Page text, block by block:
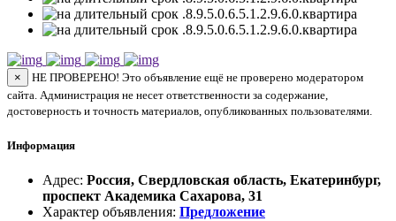
×
НЕ ПРОВЕРЕНО! Это объявление ещё не проверено модератором
сайта. Администрация не несет ответственности за содержание,
достоверность и точность материалов, опубликованных пользователями.
Информация
Адрес: Россия, Свердловская область, Екатеринбург,
проспект Академика Сахарова, 31
Характер объявления: Предложение